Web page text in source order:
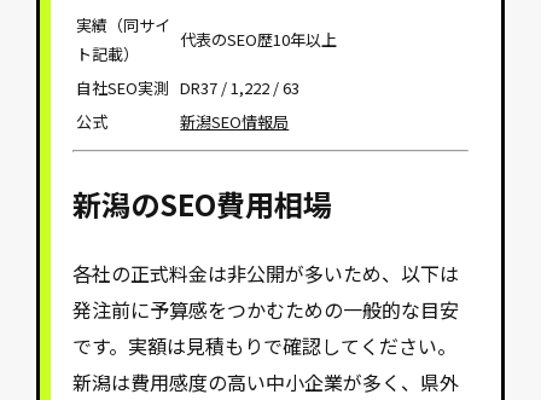
実績（同サイ
ト記載）
代表のSEO歴10年以上
自社SEO実測 DR37 / 1,222 / 63
公式
新潟SEO情報局
新潟のSEO費用相場
各社の正式料金は非公開が多いため、以下は
発注前に予算感をつかむための一般的な目安
です。実額は見積もりで確認してください。
新潟は費用感度の高い中小企業が多く、県外